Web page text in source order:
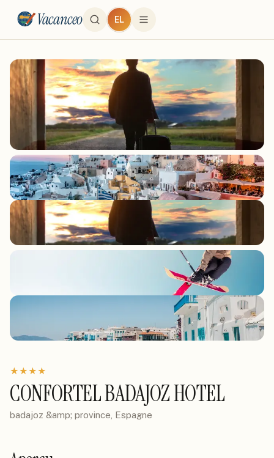
Vacanceo EL
★★★★
CONFORTEL BADAJOZ HOTEL
badajoz &amp; province, Espagne